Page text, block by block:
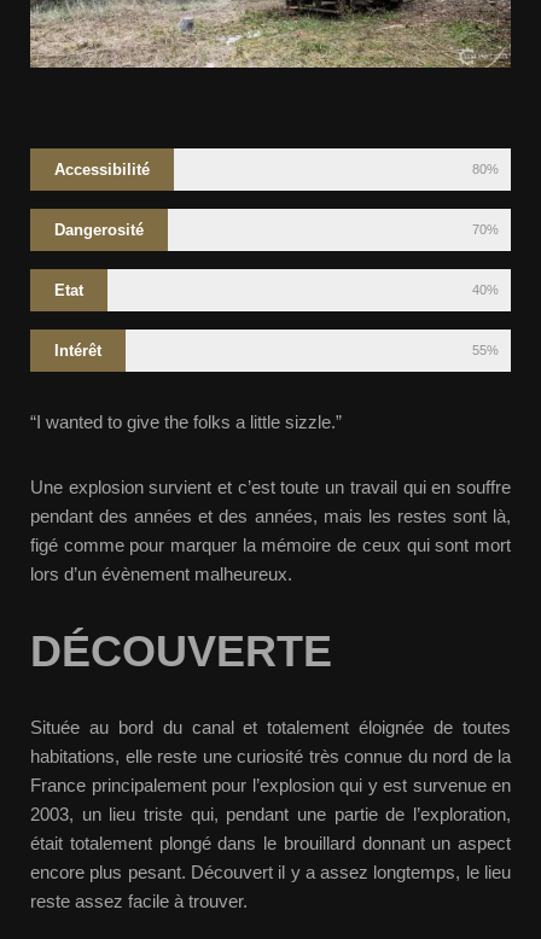
Accessibilité 80%
Dangerosité 70%
Etat 40%
Intérêt 55%
“I wanted to give the folks a little sizzle.”
Une explosion survient et c’est toute un travail qui en souffre
pendant des années et des années, mais les restes sont là,
figé comme pour marquer la mémoire de ceux qui sont mort
lors d’un évènement malheureux.
DÉCOUVERTE
Située au bord du canal et totalement éloignée de toutes
habitations, elle reste une curiosité très connue du nord de la
France principalement pour l’explosion qui y est survenue en
2003, un lieu triste qui, pendant une partie de l’exploration,
était totalement plongé dans le brouillard donnant un aspect
encore plus pesant. Découvert il y a assez longtemps, le lieu
reste assez facile à trouver.